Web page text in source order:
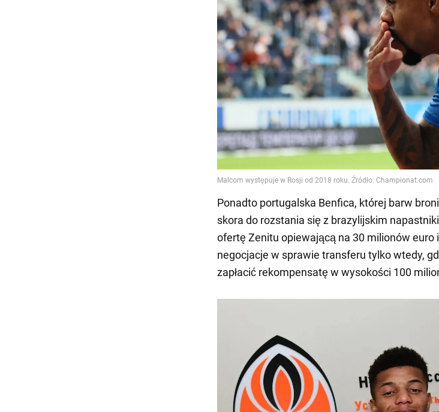
Ponadto portugalska Benfica, której barw
skora do rozstania się z brazylijskim
ofertę Zenitu opiewającą na 30 milionów euro
negocjacje w sprawie transferu tylko wtedy,
zapłacić rekompensatę w wysokości 100